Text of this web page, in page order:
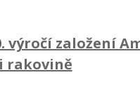
výročí založení
rakovině